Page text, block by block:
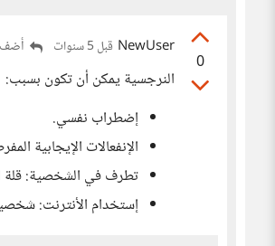
0
NewUser قبل 5 سنوات أضف
النرجسية يمكن أن تكون بسبب:
إضطراب نفسي.
الإنفعالات الإيجابية
تطرف في الشخصية: قلة
إستخدام الأنترنت: